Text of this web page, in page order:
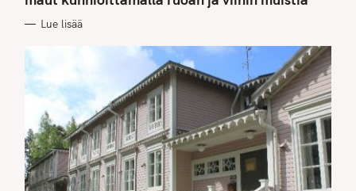
O
I
Lue lisää